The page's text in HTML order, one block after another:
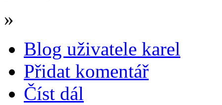
»
Blog uživatele karel
Přidat komentář
Číst dál